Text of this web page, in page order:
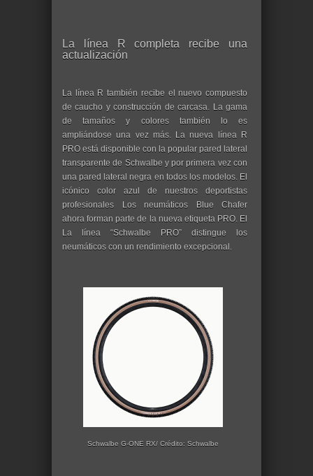
La línea R completa recibe una
actualización
La línea R también recibe el nuevo compuesto
de caucho y construcción de carcasa. La gama
de tamaños y colores también lo es
ampliándose una vez más. La nueva línea R
PRO está disponible con la popular pared lateral
transparente de Schwalbe y por primera vez con
una pared lateral negra en todos los modelos. El
icónico color azul de nuestros deportistas
profesionales Los neumáticos Blue Chafer
ahora forman parte de la nueva etiqueta PRO. El
La línea “Schwalbe PRO” distingue los
neumáticos con un rendimiento excepcional.
Schwalbe G-ONE RX/ Crédito: Schwalbe